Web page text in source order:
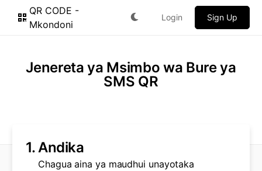
QR CODE -
Mkondoni
Login Sign Up
Jenereta ya Msimbo wa Bure ya
SMS QR
1.Andika
Chagua aina ya maudhui unayotaka